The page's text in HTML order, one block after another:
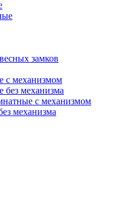
замков
с механизмом
механизма
с механизмом
механизма